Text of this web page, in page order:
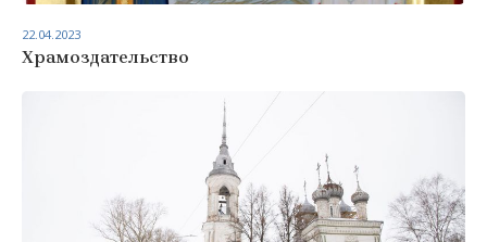
Храмоздательство
22.04.2023